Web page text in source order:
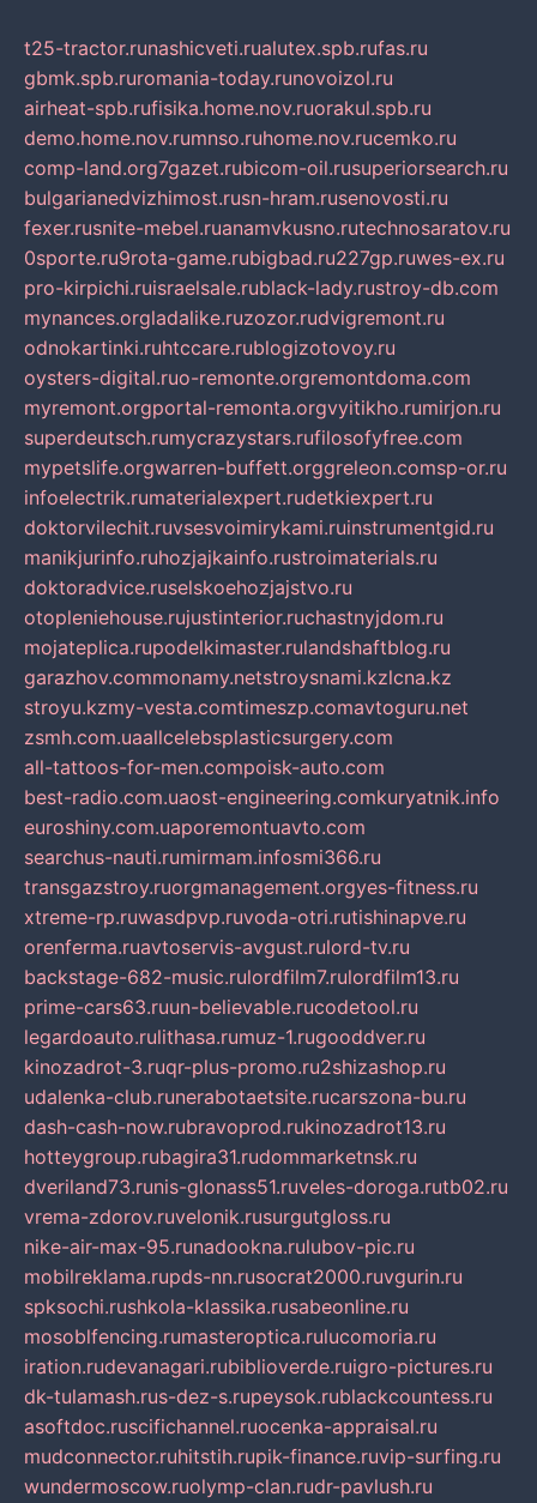
t25-tractor.runashicveti.rualutex.spb.rufas.ru
gbmk.spb.ruromania-today.runovoizol.ru
airheat-spb.rufisika.home.nov.ruorakul.spb.ru
demo.home.nov.rumnso.ruhome.nov.rucemko.ru
comp-land.org7gazet.rubicom-oil.rusuperiorsearch.ru
bulgarianedvizhimost.rusn-hram.rusenovosti.ru
fexer.rusnite-mebel.ruanamvkusno.rutechnosaratov.ru
0sporte.ru9rota-game.rubigbad.ru227gp.ruwes-ex.ru
pro-kirpichi.ruisraelsale.rublack-lady.rustroy-db.com
mynances.orgladalike.ruzozor.rudvigremont.ru
odnokartinki.ruhtccare.rublogizotovoy.ru
oysters-digital.ruo-remonte.orgremontdoma.com
myremont.orgportal-remonta.orgvyitikho.rumirjon.ru
superdeutsch.rumycrazystars.rufilosofyfree.com
mypetslife.orgwarren-buffett.orggreleon.comsp-or.ru
infoelectrik.rumaterialexpert.rudetkiexpert.ru
doktorvilechit.ruvsesvoimirykami.ruinstrumentgid.ru
manikjurinfo.ruhozjajkainfo.rustroimaterials.ru
doktoradvice.ruselskoehozjajstvo.ru
otopleniehouse.rujustinterior.ruchastnyjdom.ru
mojateplica.rupodelkimaster.rulandshaftblog.ru
garazhov.commonamy.netstroysnami.kzlcna.kz
stroyu.kzmy-vesta.comtimeszp.comavtoguru.net
zsmh.com.uaallcelebsplasticsurgery.com
all-tattoos-for-men.compoisk-auto.com
best-radio.com.uaost-engineering.comkuryatnik.info
euroshiny.com.uaporemontuavto.com
searchus-nauti.rumirmam.infosmi366.ru
transgazstroy.ruorgmanagement.orgyes-fitness.ru
xtreme-rp.ruwasdpvp.ruvoda-otri.rutishinapve.ru
orenferma.ruavtoservis-avgust.rulord-tv.ru
backstage-682-music.rulordfilm7.rulordfilm13.ru
prime-cars63.ruun-believable.rucodetool.ru
legardoauto.rulithasa.rumuz-1.rugooddver.ru
kinozadrot-3.ruqr-plus-promo.ru2shizashop.ru
udalenka-club.runerabotaetsite.rucarszona-bu.ru
dash-cash-now.rubravoprod.rukinozadrot13.ru
hotteygroup.rubagira31.rudommarketnsk.ru
dveriland73.runis-glonass51.ruveles-doroga.rutb02.ru
vrema-zdorov.ruvelonik.rusurgutgloss.ru
nike-air-max-95.runadookna.rulubov-pic.ru
mobilreklama.rupds-nn.rusocrat2000.ruvgurin.ru
spksochi.rushkola-klassika.rusabeonline.ru
mosoblfencing.rumasteroptica.rulucomoria.ru
iration.rudevanagari.rubiblioverde.ruigro-pictures.ru
dk-tulamash.rus-dez-s.rupeysok.rublackcountess.ru
asoftdoc.ruscifichannel.ruocenka-appraisal.ru
mudconnector.ruhitstih.rupik-finance.ruvip-surfing.ru
wundermoscow.ruolymp-clan.rudr-pavlush.ru